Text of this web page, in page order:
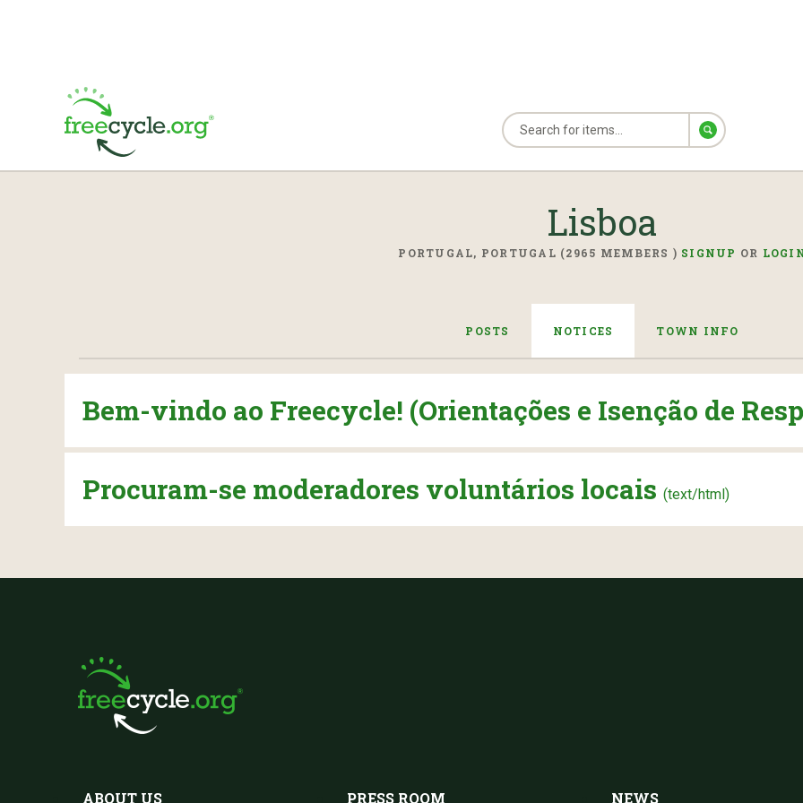
Lisboa
PORTUGAL, PORTUGAL (2965 MEMBERS ) SIGNUP OR
POSTS NOTICES TOWN INFO
Bem-vindo ao Freecycle! (Orientações e Isenção de
Procuram-se moderadores voluntários locais (text/html)
ABOUT US PRESS ROOM NEWS